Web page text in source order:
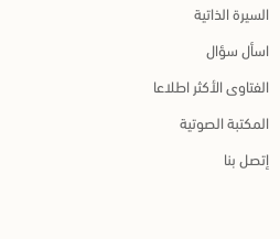
السيرة الذاتية
اسأل سؤال
الفتاوى الأكثر اطلاعا
المكتبة الصوتية
إتصل بنا